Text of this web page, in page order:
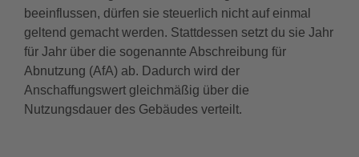
beeinflussen, dürfen sie steuerlich nicht auf einmal
geltend gemacht werden. Stattdessen setzt du sie Jahr
für Jahr über die sogenannte Abschreibung für
Abnutzung (AfA) ab. Dadurch wird der
Anschaffungswert gleichmäßig über die
Nutzungsdauer des Gebäudes verteilt.